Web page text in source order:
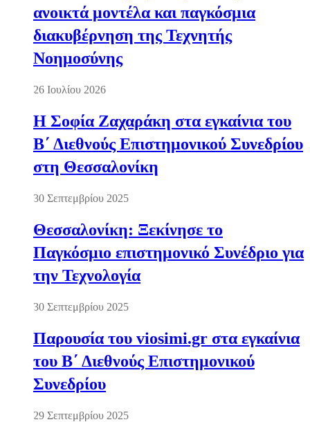
ανοικτά μοντέλα και παγκόσμια
διακυβέρνηση της Τεχνητής
Νοημοσύνης
26 Ιουλίου 2026
Η Σοφία Ζαχαράκη στα εγκαίνια του
Β΄ Διεθνούς Επιστημονικού Συνεδρίου
στη Θεσσαλονίκη
30 Σεπτεμβρίου 2025
Θεσσαλονίκη: Ξεκίνησε το
Παγκόσμιο επιστημονικό Συνέδριο για
την Τεχνολογία
30 Σεπτεμβρίου 2025
Παρουσία του viosimi.gr στα εγκαίνια
του Β΄ Διεθνούς Επιστημονικού
Συνεδρίου
29 Σεπτεμβρίου 2025